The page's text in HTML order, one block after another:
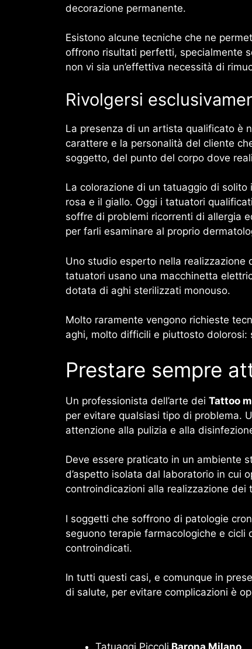
decorazione permanente.
Esistono alcune tecniche che ne
offrono risultati perfetti, specialmente
non vi sia un’effettiva necessità di
Rivolgersi
La presenza di un artista qualificato è
carattere e la personalità del cliente
soggetto, del punto del corpo dove
La colorazione di un tatuaggio di
rosa e il giallo. Oggi i tatuatori
soffre di problemi ricorrenti di allergia
per farli esaminare al proprio
Uno studio esperto nella realizzazione
tatuatori usano una macchinetta
dotata di aghi sterilizzati monouso.
Molto raramente vengono richieste
aghi, molto difficili e piuttosto
Prestare sempre
Un professionista dell’arte dei Tattoo
per evitare qualsiasi tipo di problema.
attenzione alla pulizia e alla
Deve essere praticato in un ambiente
d’aspetto isolata dal laboratorio in cui
controindicazioni alla realizzazione dei
I soggetti che soffrono di patologie
seguono terapie farmacologiche e
controindicati.
In tutti questi casi, e comunque in
di salute, per evitare complicazioni è
Tatuaggi Piccoli Barona Milano